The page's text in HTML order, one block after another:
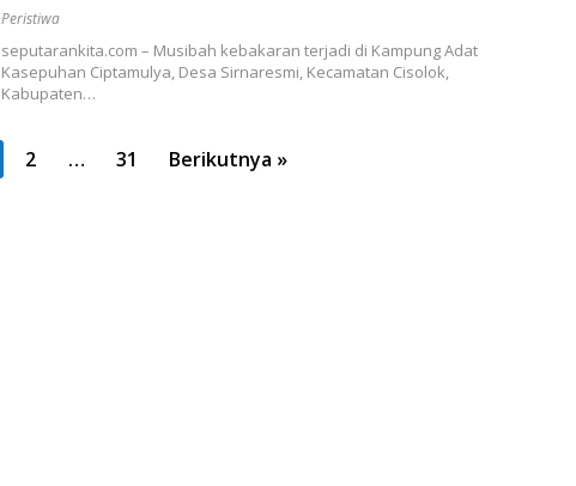
Peristiwa
seputarankita.com – Musibah kebakaran terjadi di Kampung Adat
Kasepuhan Ciptamulya, Desa Sirnaresmi, Kecamatan Cisolok,
Kabupaten…
2 … 31 Berikutnya »